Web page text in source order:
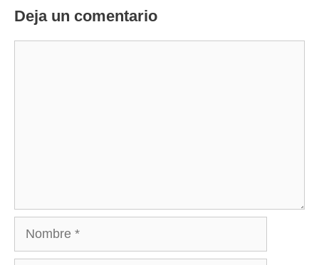
Deja un comentario
Nombre